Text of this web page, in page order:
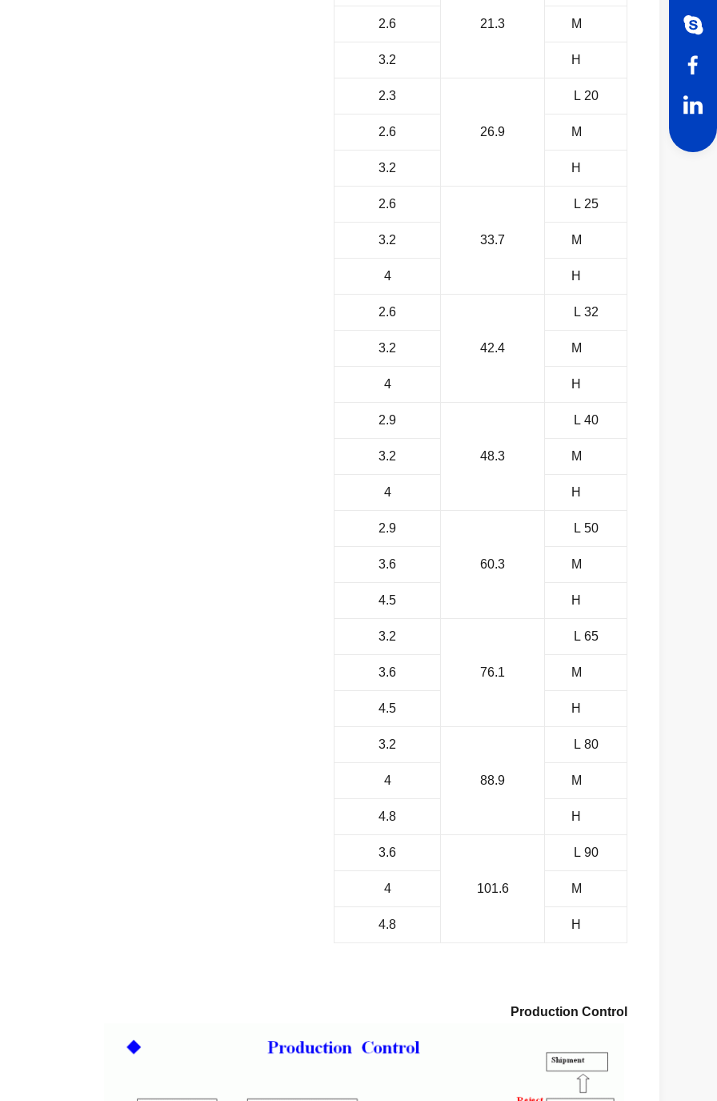
21.3
2.6
3.2
20 L
26.9
2.3
2.6
3.2
25 L
33.7
2.6
3.2
4
32 L
42.4
2.6
3.2
4
40 L
48.3
2.9
3.2
4
50 L
60.3
2.9
3.6
4.5
65 L
76.1
3.2
3.6
4.5
80 L
88.9
3.2
4
4.8
90 L
101.6
3.6
4
4.8
Production Control